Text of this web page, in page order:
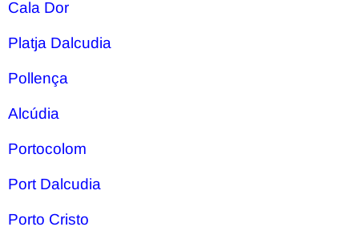
Cala Dor
Platja Dalcudia
Pollença
Alcúdia
Portocolom
Port Dalcudia
Porto Cristo